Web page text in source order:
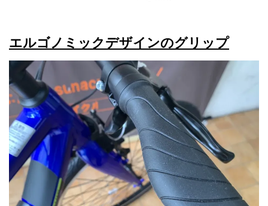
エルゴノミックデザインのグリップ